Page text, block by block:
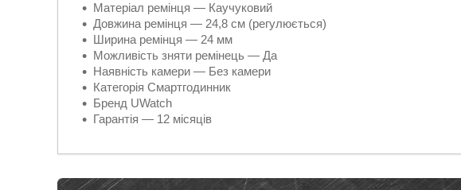
Матеріал ремінця — Каучуковий
Довжина ремінця — 24,8 см (регулюється)
Ширина ремінця — 24 мм
Можливість зняти ремінець — Да
Наявність камери — Без камери
Категорія Смартгодинник
Бренд UWatch
Гарантія — 12 місяців